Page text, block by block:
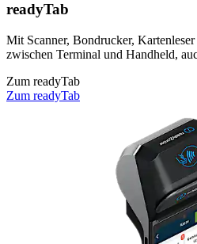
readyTab
Mit Scanner, Bondrucker,
zwischen Terminal und Handheld,
Zum readyTab
Zum readyTab